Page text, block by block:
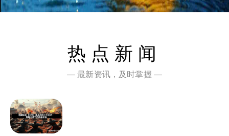
热点新闻
— 最新资讯，及时掌握 —